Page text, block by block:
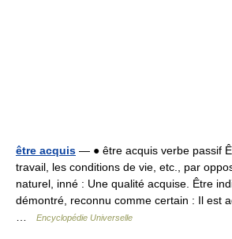
être acquis — ● être acquis verbe passif
travail, les conditions de vie, etc., par
naturel, inné : Une qualité acquise. Être
démontré, reconnu comme certain : Il est
Encyclopédie Universelle